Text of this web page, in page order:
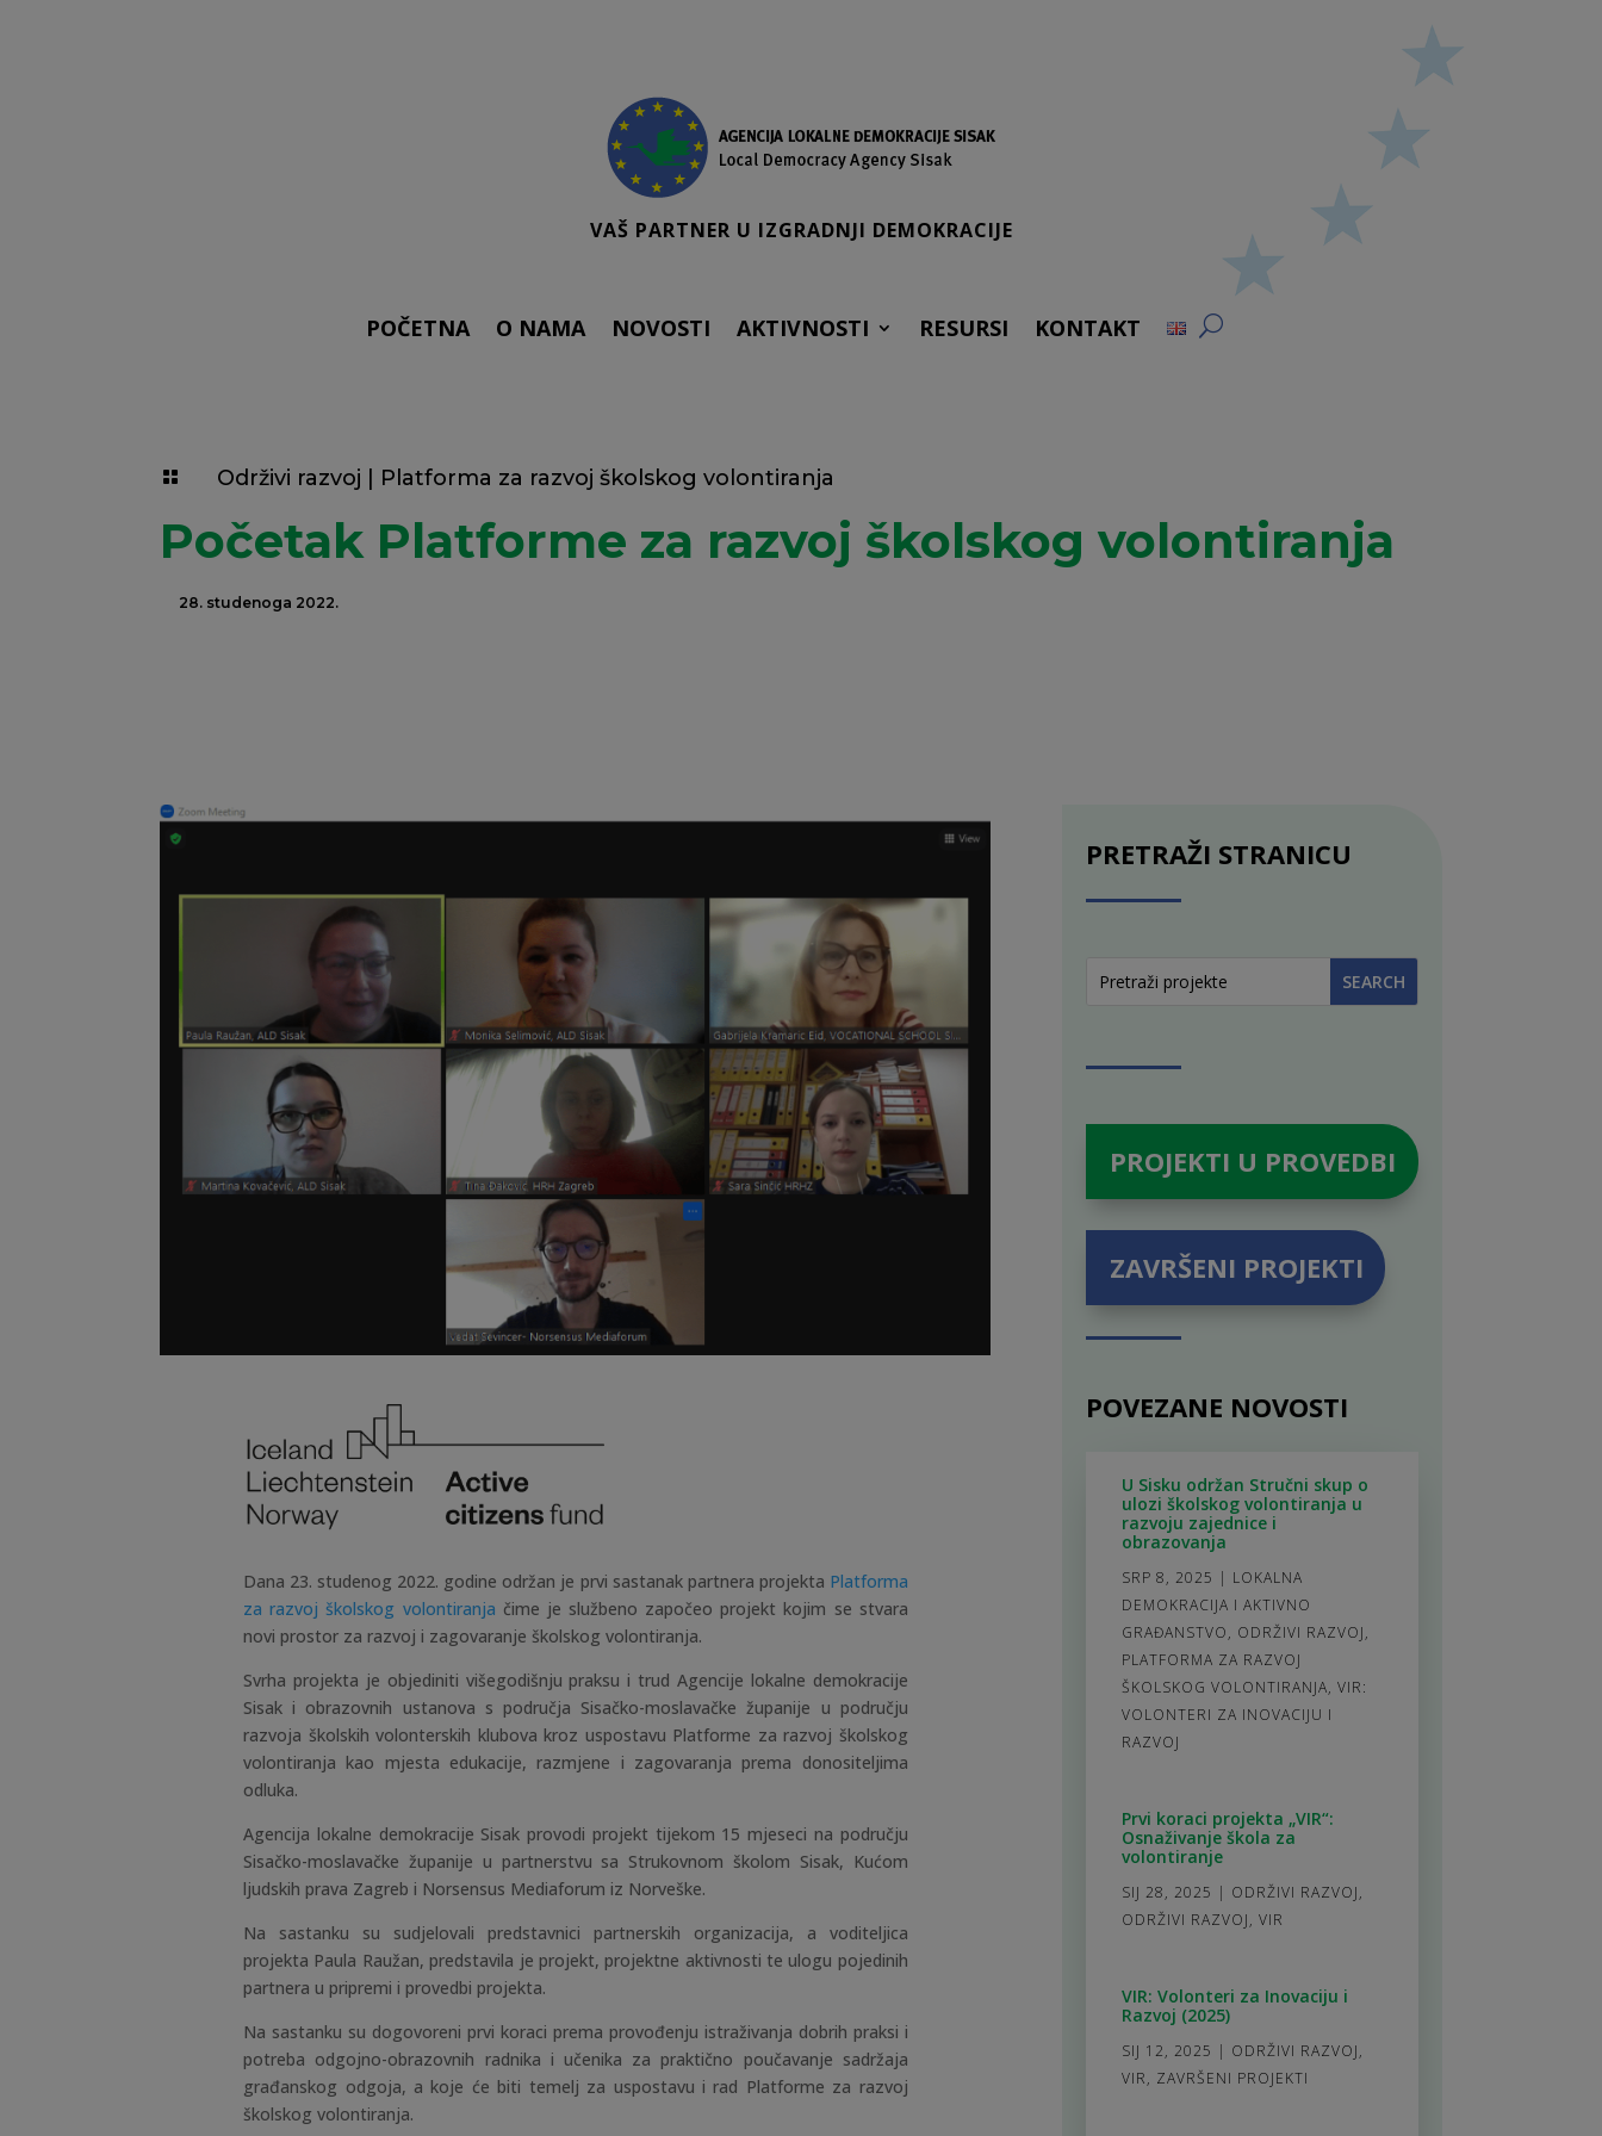
VAŠ PARTNER U IZGRADNJI DEMOKRACIJE
POČETNA O NAMA NOVOSTI AKTIVNOSTI RESURSI KONTAKT
 Održivi razvoj Platforma za razvoj školskog volontiranja
Početak Platforme za razvoj školskog volontiranja
28. studenoga 2022.
Dana 23. studenog 2022. godine održan je prvi sastanak partnera projekta Platforma
za razvoj školskog volontiranja čime je službeno započeo projekt kojim se stvara
novi prostor za razvoj i zagovaranje školskog volontiranja.
Svrha projekta je objediniti višegodišnju praksu i trud Agencije lokalne demokracije
Sisak i obrazovnih ustanova s područja Sisačko-moslavačke županije u području
razvoja školskih volonterskih klubova kroz uspostavu Platforme za razvoj školskog
volontiranja kao mjesta edukacije, razmjene i zagovaranja prema donositeljima
odluka.
Agencija lokalne demokracije Sisak provodi projekt tijekom 15 mjeseci na području
Sisačko-moslavačke županije u partnerstvu sa Strukovnom školom Sisak, Kućom
ljudskih prava Zagreb i Norsensus Mediaforum iz Norveške.
Na sastanku su sudjelovali predstavnici partnerskih organizacija, a voditeljica
projekta Paula Raužan, predstavila je projekt, projektne aktivnosti te ulogu pojedinih
partnera u pripremi i provedbi projekta.
Na sastanku su dogovoreni prvi koraci prema provođenju istraživanja dobrih praksi i
potreba odgojno-obrazovnih radnika i učenika za praktično poučavanje sadržaja
građanskog odgoja, a koje će biti temelj za uspostavu i rad Platforme za razvoj
školskog volontiranja.
PRETRAŽI STRANICU
PROJEKTI U PROVEDBI
ZAVRŠENI PROJEKTI
POVEZANE NOVOSTI
U Sisku održan Stručni skup o
ulozi školskog volontiranja u
razvoju zajednice i
obrazovanja
SRP 8, 2025 | LOKALNA
DEMOKRACIJA I AKTIVNO
GRAĐANSTVO, ODRŽIVI RAZVOJ,
PLATFORMA ZA RAZVOJ
ŠKOLSKOG VOLONTIRANJA, VIR:
VOLONTERI ZA INOVACIJU I
RAZVOJ
Prvi koraci projekta „VIR“:
Osnaživanje škola za
volontiranje
SIJ 28, 2025 | ODRŽIVI RAZVOJ,
ODRŽIVI RAZVOJ, VIR
VIR: Volonteri za Inovaciju i
Razvoj (2025)
SIJ 12, 2025 | ODRŽIVI RAZVOJ,
VIR, ZAVRŠENI PROJEKTI